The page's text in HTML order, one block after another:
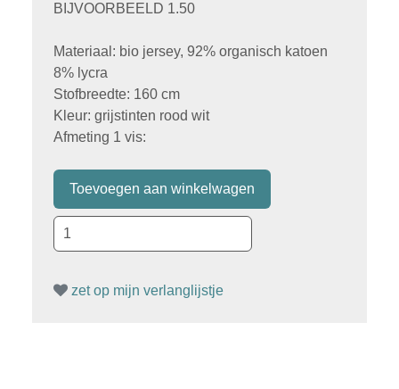
BIJVOORBEELD 1.50
Materiaal: bio jersey, 92% organisch katoen
8% lycra
Stofbreedte: 160 cm
Kleur: grijstinten rood wit
Afmeting 1 vis:
zet op mijn verlanglijstje